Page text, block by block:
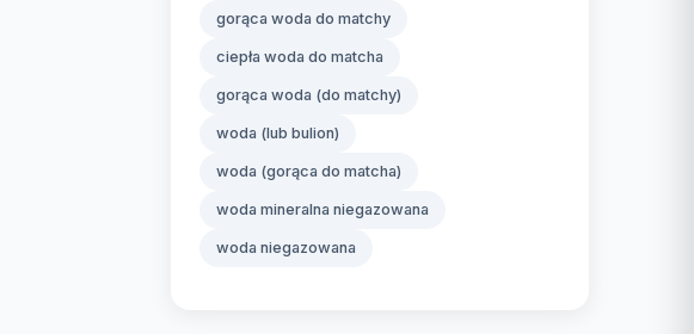
gorąca woda do matchy
ciepła woda do matcha
gorąca woda (do matchy)
woda (lub bulion)
woda (gorąca do matcha)
woda mineralna niegazowana
woda niegazowana